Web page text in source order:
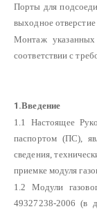
Порты для
выходное
Монтаж
соответствии с
1.Введение
1.1 Настоящее
паспортом (ПС),
сведения,
приемке модуля
1.2 Модули
49327238-2006 (в